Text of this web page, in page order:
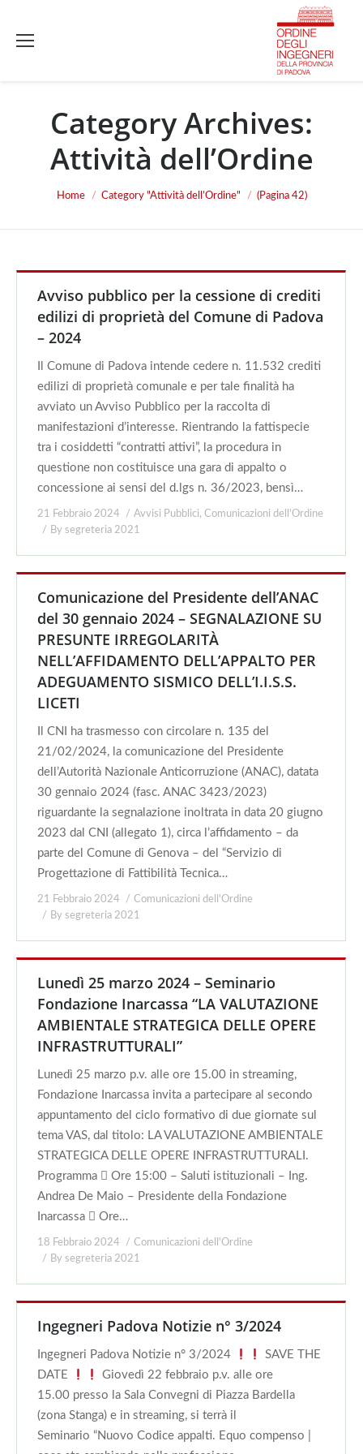
Category Archives:
Attività dell’Ordine
You are here:
Home Category "Attività dell’Ordine" (Pagina 42)
Avviso pubblico per la cessione di crediti
edilizi di proprietà del Comune di Padova
– 2024
Il Comune di Padova intende cedere n. 11.532 crediti
edilizi di proprietà comunale e per tale finalità ha
avviato un Avviso Pubblico per la raccolta di
manifestazioni d’interesse. Rientrando la fattispecie
tra i cosiddetti “contratti attivi”, la procedura in
questione non costituisce una gara di appalto o
concessione ai sensi del d.lgs n. 36/2023, bensì…
21 Febbraio 2024 Avvisi Pubblici, Comunicazioni dell'Ordine
By segreteria 2021
Comunicazione del Presidente dell’ANAC
del 30 gennaio 2024 – SEGNALAZIONE SU
PRESUNTE IRREGOLARITÀ
NELL’AFFIDAMENTO DELL’APPALTO PER
ADEGUAMENTO SISMICO DELL’I.I.S.S.
LICETI
Il CNI ha trasmesso con circolare n. 135 del
21/02/2024, la comunicazione del Presidente
dell’Autorità Nazionale Anticorruzione (ANAC), datata
30 gennaio 2024 (fasc. ANAC 3423/2023)
riguardante la segnalazione inoltrata in data 20 giugno
2023 dal CNI (allegato 1), circa l’affidamento – da
parte del Comune di Genova – del “Servizio di
Progettazione di Fattibilità Tecnica…
21 Febbraio 2024
Comunicazioni dell'Ordine
By segreteria 2021
Lunedì 25 marzo 2024 – Seminario
Fondazione Inarcassa “LA VALUTAZIONE
AMBIENTALE STRATEGICA DELLE OPERE
INFRASTRUTTURALI”
Lunedì 25 marzo p.v. alle ore 15.00 in streaming,
Fondazione Inarcassa invita a partecipare al secondo
appuntamento del ciclo formativo di due giornate sul
tema VAS, dal titolo: LA VALUTAZIONE AMBIENTALE
STRATEGICA DELLE OPERE INFRASTRUTTURALI.
Programma  Ore 15:00 – Saluti istituzionali – Ing.
Andrea De Maio – Presidente della Fondazione
Inarcassa  Ore…
18 Febbraio 2024
Comunicazioni dell'Ordine
By segreteria 2021
Ingegneri Padova Notizie n° 3/2024
Ingegneri Padova Notizie n° 3/2024
SAVE THE
DATE
Giovedì 22 febbraio p.v. alle ore
15.00 presso la Sala Convegni di Piazza Bardella
(zona Stanga) e in streaming, si terrà il
Seminario “Nuovo Codice appalti. Equo compenso |